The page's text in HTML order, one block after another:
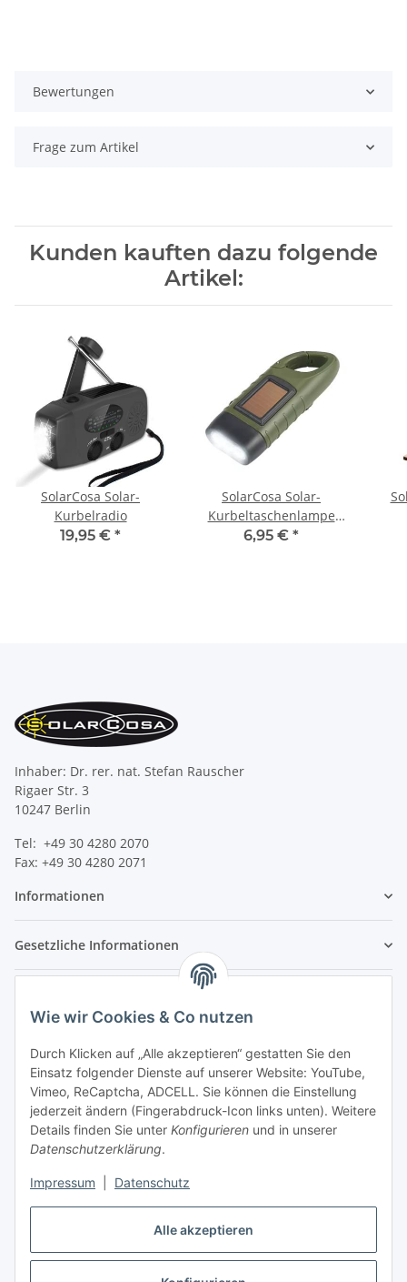
Alle akzeptieren
Wie wir Cookies & Co nutzen
Durch Klicken auf „Alle akzeptieren“ gestatten Sie den
Einsatz folgender Dienste auf unserer Website: YouTube,
Vimeo, ReCaptcha, ADCELL. Sie können die Einstellung
jederzeit ändern (Fingerabdruck-Icon links unten). Weitere
Details finden Sie unter Konfigurieren und in unserer
Datenschutzerklärung.
Impressum Datenschutz
Bewertungen
Frage zum Artikel
Kunden kauften dazu folgende
Artikel:
SolarCosa Solar-
Kurbelradio
19,95 € *
SolarCosa Solar-
Kurbeltaschenlampe
olive
6,95 € *
Inhaber: Dr. rer. nat. Stefan Rauscher
Rigaer Str. 3
10247 Berlin
Tel: +49 30 4280 2070
Fax: +49 30 4280 2071
Informationen
Gesetzliche Informationen